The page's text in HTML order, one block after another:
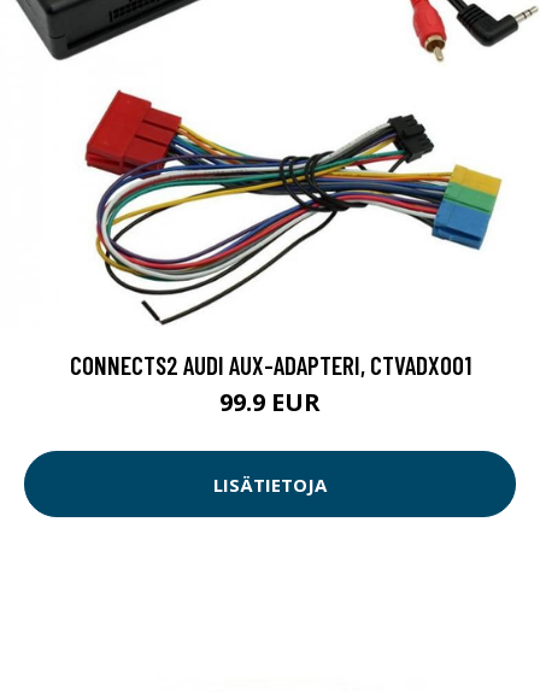
CONNECTS2 AUDI AUX-ADAPTERI, CTVADX001
99.9 EUR
LISÄTIETOJA